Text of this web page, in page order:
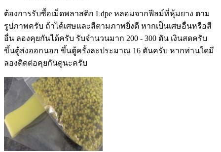
ต้องการรับซื้อเม็ดพลาสติก Ldpe หลอมจากฟีลม์ที่หุ้มยาง ตาม
รูปภาพครับ ถ้าได้เศษและสีตามภาพยิ่งดี หากเป็นเศษอื่นหรือสี
อื่น ลองคุยกันได้ครับ รับจำนวนมาก 200 - 300 ตัน เงินสดครับ
ขึ้นตู้ส่งออกนอก ขึ้นตู้ครั้งละประมาณ 16 ตันครับ หากท่านใดมี
ลองติดต่อคุยกันดูนะครับ